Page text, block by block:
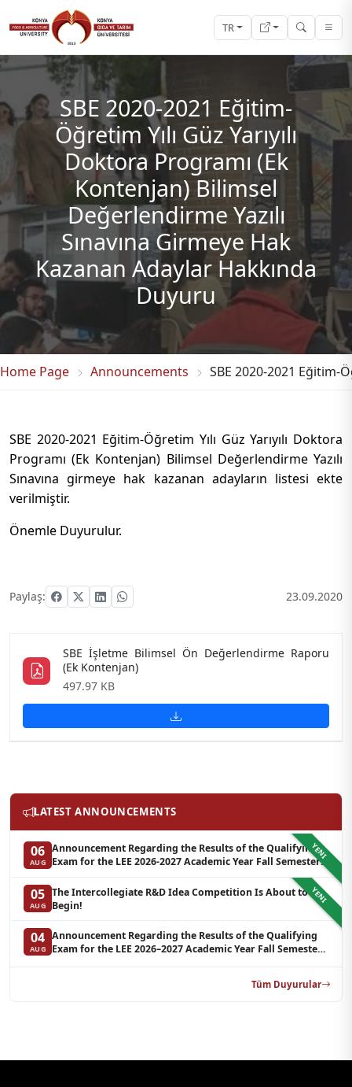
TR
SBE 2020-2021 Eğitim-
Öğretim Yılı Güz Yarıyılı
Doktora Programı (Ek
Kontenjan) Bilimsel
Değerlendirme Yazılı
Sınavına Girmeye Hak
Kazanan Adaylar Hakkında
Duyuru
Home Page Announcements SBE 2020-2021 Eğitim-
SBE 2020-2021 Eğitim-Öğretim Yılı Güz Yarıyılı Doktora
Programı (Ek Kontenjan) Bilimsel Değerlendirme Yazılı
Sınavına girmeye hak kazanan adayların listesi ekte
verilmiştir.
Önemle Duyurulur.
Paylaş: 23.09.2020
SBE İşletme Bilimsel Ön Değerlendirme Raporu
(Ek Kontenjan)
497.97 KB
LATEST ANNOUNCEMENTS
YENI
06
AUG
Announcement Regarding the Results of the Qualifying
Exam for the LEE 2026-2027 Academic Year Fall Semester
Graduate Programs in Clinical Psychology (Waiting List-3)
YENI
05
AUG
The Intercollegiate R&D Idea Competition Is About to
Begin!
04
AUG
Announcement Regarding the Results of the Qualifying
Exam for the LEE 2026–2027 Academic Year Fall Semester
Tüm Duyurular